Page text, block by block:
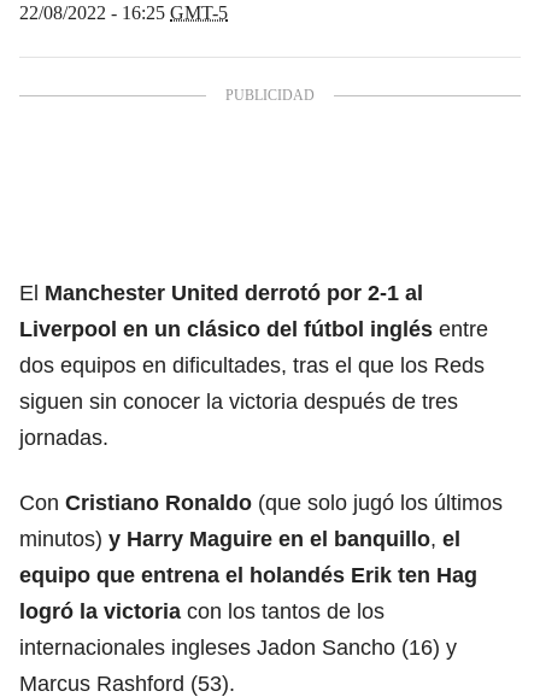
22/08/2022 - 16:25 GMT-5
El Manchester United derrotó por 2-1 al
Liverpool en un clásico del fútbol inglés entre
dos equipos en dificultades, tras el que los Reds
siguen sin conocer la victoria después de tres
jornadas.
Con Cristiano Ronaldo (que solo jugó los últimos
minutos) y Harry Maguire en el banquillo, el
equipo que entrena el holandés Erik ten Hag
logró la victoria con los tantos de los
internacionales ingleses Jadon Sancho (16) y
Marcus Rashford (53).